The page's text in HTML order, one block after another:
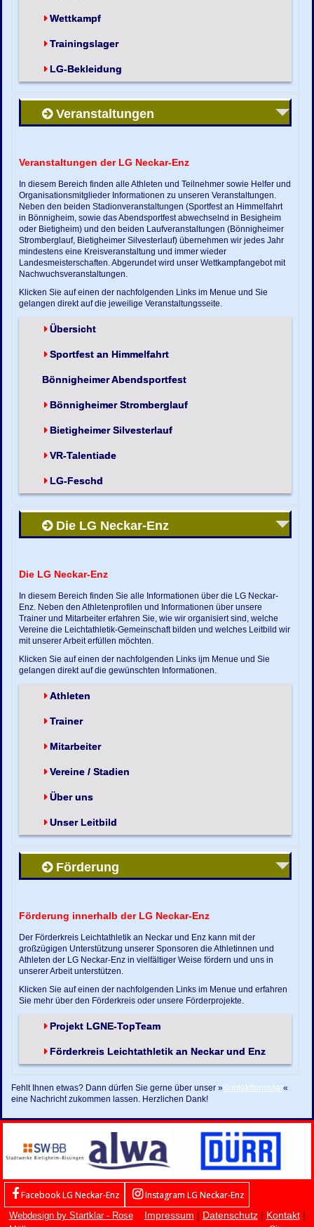
Wettkampf
Trainingslager
LG-Bekleidung
Veranstaltungen
Veranstaltungen der LG Neckar-Enz
In diesem Bereich finden alle Athleten und Teilnehmer sowie Helfer und
Organisationsmitglieder Informationen zu unseren Veranstaltungen.
Neben den beiden Stadionveranstaltungen (Sportfest an Himmelfahrt
in Bönnigheim, sowie das Abendsportfest abwechselnd in Besigheim
oder Bietigheim) und den beiden Laufveranstaltungen (Bönnigheimer
Stromberglauf, Bietigheimer Silvesterlauf) übernehmen wir jedes Jahr
mindestens eine Kreisveranstaltung und immer wieder
Landesmeisterschaften. Abgerundet wird unser Wettkampfangebot mit
Nachwuchsveranstaltungen.
Klicken Sie auf einen der nachfolgenden Links im Menue und Sie
gelangen direkt auf die jeweilige Veranstaltungsseite.
Übersicht
Sportfest an Himmelfahrt
Bönnigheimer Abendsportfest
Bönnigheimer Stromberglauf
Bietigheimer Silvesterlauf
VR-Talentiade
LG-Feschd
Die LG Neckar-Enz
Die LG Neckar-Enz
In diesem Bereich finden Sie alle Informationen über die LG Neckar-
Enz. Neben den Athletenprofilen und Informationen über unsere
Trainer und Mitarbeiter erfahren Sie, wie wir organisiert sind, welche
Vereine die Leichtathletik-Gemeinschaft bilden und welches Leitbild wir
mit unserer Arbeit erfüllen möchten.
Klicken Sie auf einen der nachfolgenden Links ijm Menue und Sie
gelangen direkt auf die gewünschten Informationen.
Athleten
Trainer
Mitarbeiter
Vereine / Stadien
Über uns
Unser Leitbild
Förderung
Förderung innerhalb der LG Neckar-Enz
Der Förderkreis Leichtathletik an Neckar und Enz kann mit der
großzügigen Unterstützung unserer Sponsoren die Athletinnen und
Athleten der LG Neckar-Enz in vielfältiger Weise fördern und uns in
unserer Arbeit unterstützen.
Klicken Sie auf einen der nachfolgenden Links im Menue und erfahren
Sie mehr über den Förderkreis oder unsere Förderprojekte.
Projekt LGNE-TopTeam
Förderkreis Leichtathletik an Neckar und Enz
Fehlt Ihnen etwas? Dann dürfen Sie gerne über unser »Kontaktformular«
eine Nachricht zukommen lassen. Herzlichen Dank!
Facebook LG Neckar-Enz Instagram LG Neckar-Enz
Webdesign by Startklar - Rose
Impressum | Datenschutz| Kontakt|